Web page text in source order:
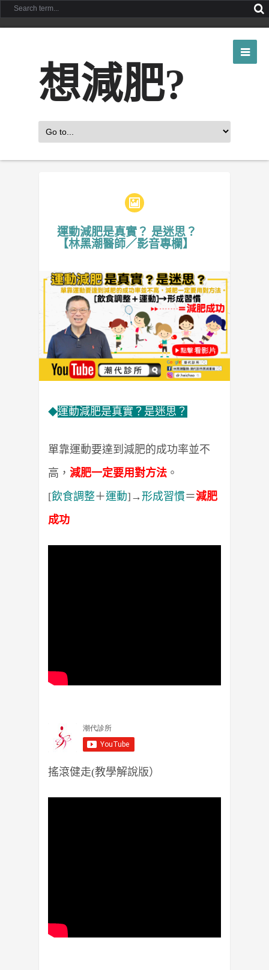
想減肥?
運動減肥是真實？ 是迷思？
【林黑潮醫師／影音專欄】
◆運動減肥是真實？是迷思？
單靠運動要達到減肥的成功率並不
高， 減肥一定要用對方法 。
[飲食調整＋運動]→形成習慣＝減肥
成功
搖滾健走(教學解說版）